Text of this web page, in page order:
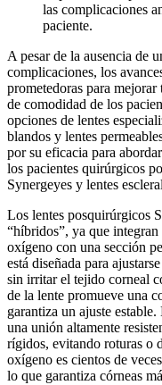
las complicaciones
paciente.
A pesar de la ausencia de
complicaciones, los
prometedoras para
de comodidad de los
opciones de lentes
blandos y lentes
por su eficacia para
los pacientes quirúrgicos
Synergeyes y lentes
Los lentes posquirúrgicos
“híbridos”, ya que
oxígeno con una sección
está diseñada para
sin irritar el tejido corneal
de la lente promueve una
garantiza un ajuste
una unión altamente
rígidos, evitando roturas o
oxígeno es cientos de
lo que garantiza córneas